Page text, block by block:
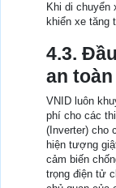
Khi di chuyển
khiển xe tăng
4.3.
an
VNID luôn
phí cho các
(Inverter) cho
hiện tượng
cảm biến
trọng điện tử